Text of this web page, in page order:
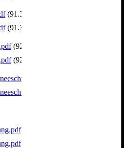
(91.32KB)
(91.32KB)
(92.28KB)
(92.28KB)
(606.37KB)
(606.37KB)